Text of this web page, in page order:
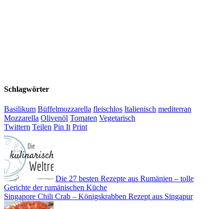
Schlagwörter
Basilikum Büffelmozzarella fleischlos Italienisch mediterran
Mozzarella Olivenöl Tomaten Vegetarisch
Twittern Teilen Pin It Print
Die 27 besten Rezepte aus Rumänien – tolle
Gerichte der rumänischen Küche
Singapore Chili Crab – Königskrabben Rezept aus Singapur